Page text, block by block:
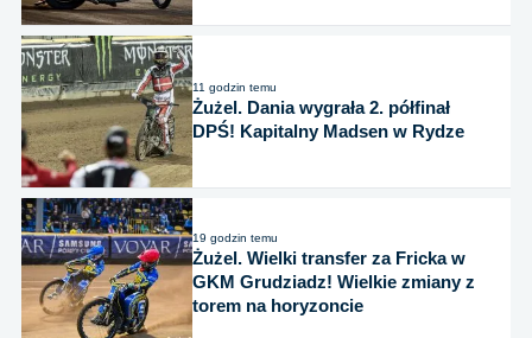
11 godzin temu
Żużel. Dania wygrała 2. półfinał
DPŚ! Kapitalny Madsen w Rydze
19 godzin temu
Żużel. Wielki transfer za Fricka w
GKM Grudziadz! Wielkie zmiany z
torem na horyzoncie